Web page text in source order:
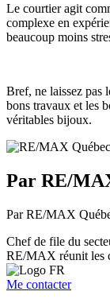
Le courtier agit
complexe en
beaucoup moins
Bref, ne laissez pas
bons travaux et les
véritables bijoux.
Par RE/
Par RE/MAX
Chef de file du
RE/MAX réunit les
Me contacter